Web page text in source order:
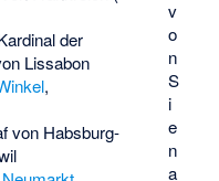
v
o
n
S
i
e
n
a
der
Lissabon
,
von Habsburg-